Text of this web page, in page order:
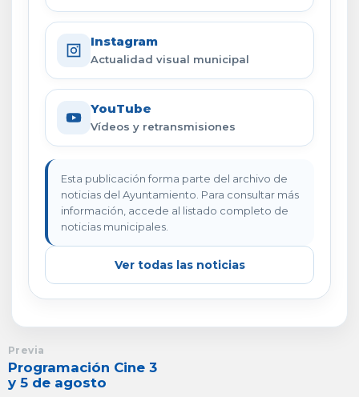
Instagram
Actualidad visual municipal
YouTube
Vídeos y retransmisiones
Esta publicación forma parte del archivo de
noticias del Ayuntamiento. Para consultar más
información, accede al listado completo de
noticias municipales.
Ver todas las noticias
Previa
Programación Cine 3
y 5 de agosto